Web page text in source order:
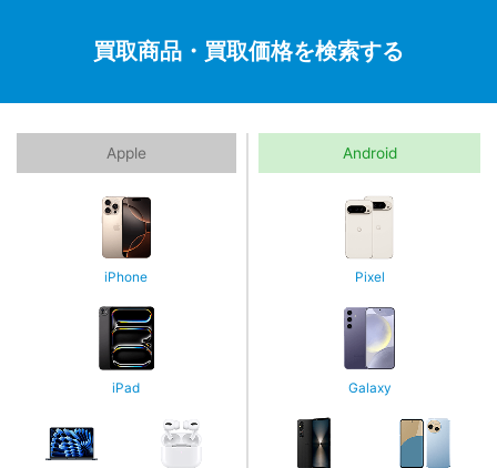
買取商品・買取価格を検索する
Apple
iPhone
iPad
Android
Pixel
Galaxy